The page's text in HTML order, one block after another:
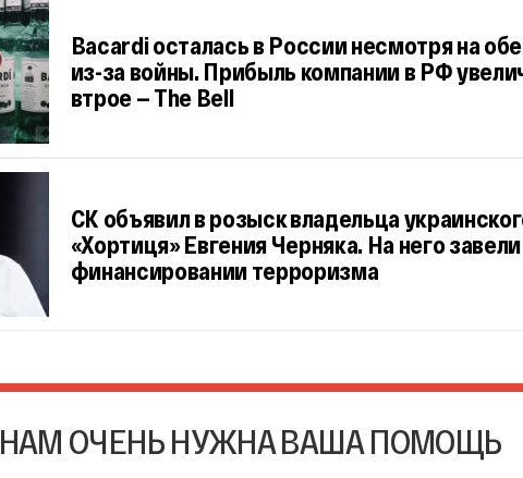
Bacardi осталась в России несмотря на
из-за войны. Прибыль компании в РФ
втрое — The Bell
СК объявил в розыск владельца
«Хортиця» Евгения Черняка. На него
финансировании терроризма
НАМ ОЧЕНЬ НУЖНА ВАША ПОМОЩЬ